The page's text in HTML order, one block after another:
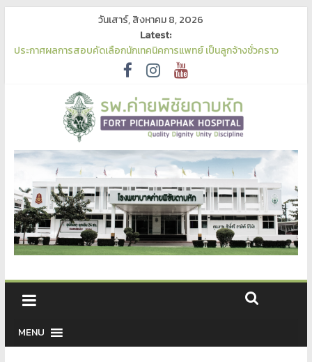
วันเสาร์, สิงหาคม 8, 2026
Latest:
ประกาศผลการสอบคัดเลือกนักเทคนิคการแพทย์ เป็นลูกจ้างชั่วคราว
เผยแพร่ร่างประกาศและร่างเอกสารจัดซื้อจัดจ้าง จ้างเหมาบริการฟอก
เลือดด้วยเครื่องไตเทียมฯ ด้วยวิธีประกวดราคาอิเล็กทรอนิกส์ เพื่อรับฟัง
ประกาศเผยแพร่แผนการจัดซื้อจัดจ้าง ประจำปีงบประมาณ พ.ศ. 2570
ประกาศผู้ชนะการเสนอราคา ประกวดราคาซื้อเครื่องนวดหัวใจแบบ
อัตโนมัติ (Automated Chest Compression)
ประกาศประกวดราคาซื้อเครื่องนวดหัวใจแบบอัตโนมัติ (Automated
Chest Compression)
MENU